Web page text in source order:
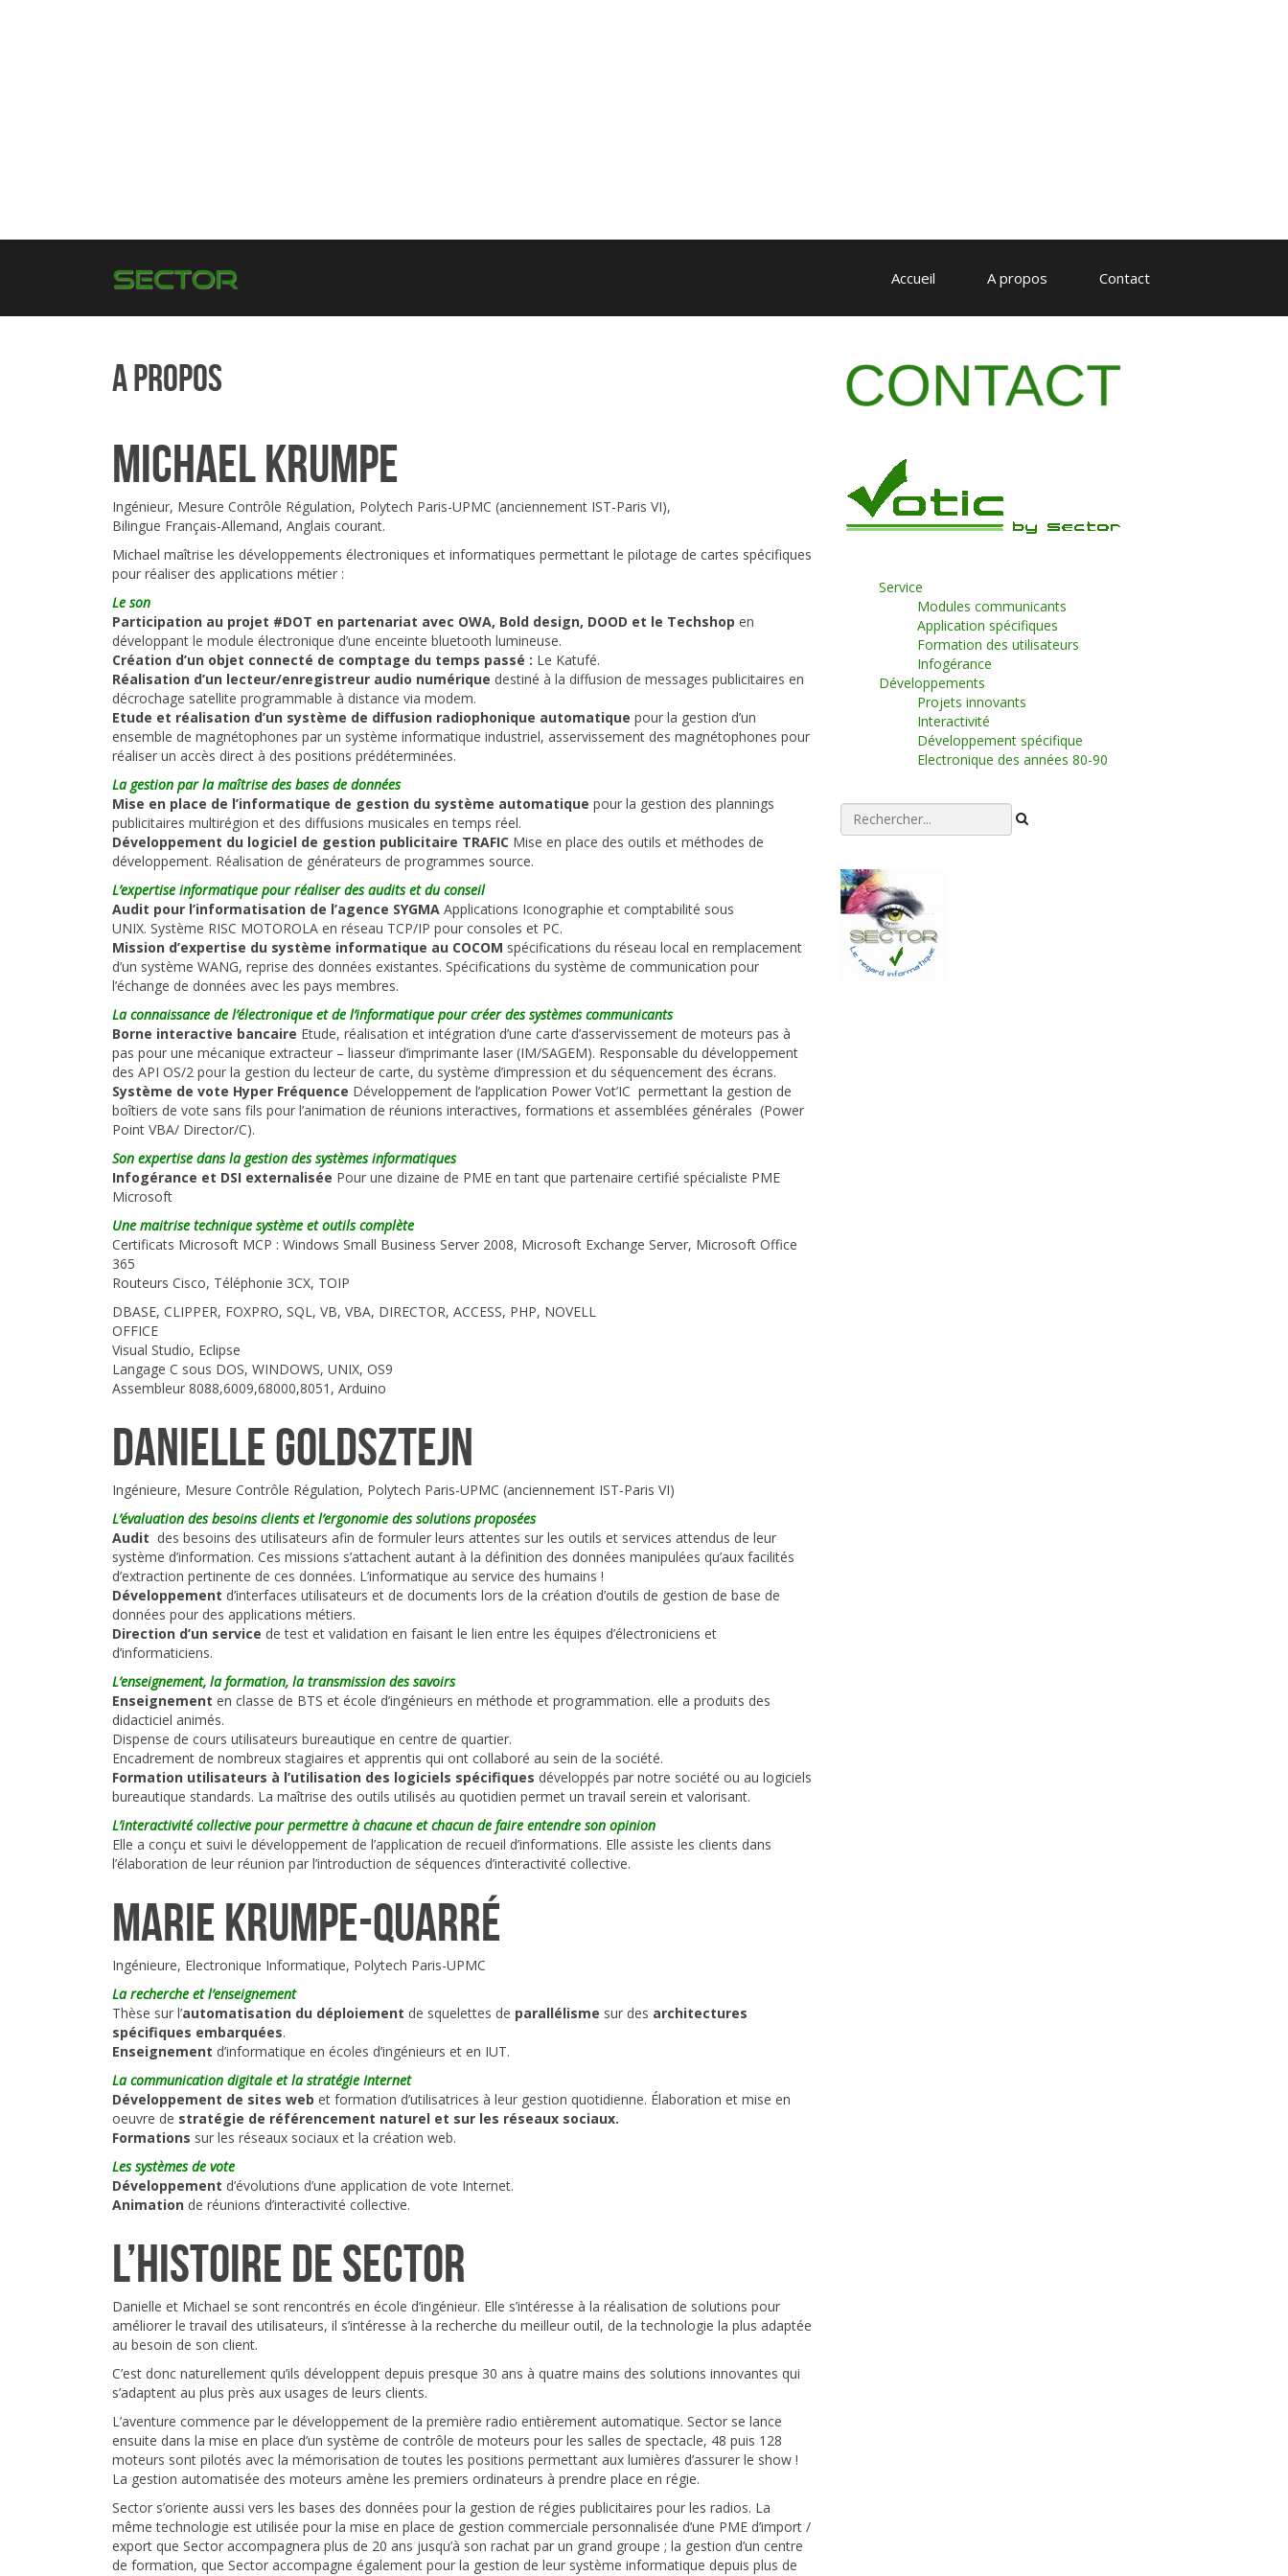
Accueil A propos Contact
A propos
Michael Krumpe
Ingénieur, Mesure Contrôle Régulation, Polytech Paris-UPMC (anciennement IST-Paris VI),
Bilingue Français-Allemand, Anglais courant.
Michael maîtrise les développements électroniques et informatiques permettant le pilotage de cartes spécifiques
pour réaliser des applications métier :
Le son
Participation au projet #DOT en partenariat avec OWA, Bold design, DOOD et le Techshop en
développant le module électronique d’une enceinte bluetooth lumineuse.
Création d’un objet connecté de comptage du temps passé : Le Katufé.
Réalisation d’un lecteur/enregistreur audio numérique destiné à la diffusion de messages publicitaires en
décrochage satellite programmable à distance via modem.
Etude et réalisation d’un système de diffusion radiophonique automatique pour la gestion d’un
ensemble de magnétophones par un système informatique industriel, asservissement des magnétophones pour
réaliser un accès direct à des positions prédéterminées.
La gestion par la maîtrise des bases de données
Mise en place de l’informatique de gestion du système automatique pour la gestion des plannings
publicitaires multirégion et des diffusions musicales en temps réel.
Développement du logiciel de gestion publicitaire TRAFIC Mise en place des outils et méthodes de
développement. Réalisation de générateurs de programmes source.
L’expertise informatique pour réaliser des audits et du conseil
Audit pour l’informatisation de l’agence SYGMA Applications Iconographie et comptabilité sous
UNIX. Système RISC MOTOROLA en réseau TCP/IP pour consoles et PC.
Mission d’expertise du système informatique au COCOM spécifications du réseau local en remplacement
d’un système WANG, reprise des données existantes. Spécifications du système de communication pour
l’échange de données avec les pays membres.
La connaissance de l’électronique et de l’informatique pour créer des systèmes communicants
Borne interactive bancaire Etude, réalisation et intégration d’une carte d’asservissement de moteurs pas à
pas pour une mécanique extracteur – liasseur d’imprimante laser (IM/SAGEM). Responsable du développement
des API OS/2 pour la gestion du lecteur de carte, du système d’impression et du séquencement des écrans.
Système de vote Hyper Fréquence Développement de l’application Power Vot’IC permettant la gestion de
boîtiers de vote sans fils pour l’animation de réunions interactives, formations et assemblées générales (Power
Point VBA/ Director/C).
Son expertise dans la gestion des systèmes informatiques
Infogérance et DSI externalisée Pour une dizaine de PME en tant que partenaire certifié spécialiste PME
Microsoft
Une maitrise technique système et outils complète
Certificats Microsoft MCP : Windows Small Business Server 2008, Microsoft Exchange Server, Microsoft Office
365
Routeurs Cisco, Téléphonie 3CX, TOIP
DBASE, CLIPPER, FOXPRO, SQL, VB, VBA, DIRECTOR, ACCESS, PHP, NOVELL
OFFICE
Visual Studio, Eclipse
Langage C sous DOS, WINDOWS, UNIX, OS9
Assembleur 8088,6009,68000,8051, Arduino
Danielle Goldsztejn
Ingénieure, Mesure Contrôle Régulation, Polytech Paris-UPMC (anciennement IST-Paris VI)
L’évaluation des besoins clients et l’ergonomie des solutions proposées
Audit des besoins des utilisateurs afin de formuler leurs attentes sur les outils et services attendus de leur
système d’information. Ces missions s’attachent autant à la définition des données manipulées qu’aux facilités
d’extraction pertinente de ces données. L’informatique au service des humains !
Développement d’interfaces utilisateurs et de documents lors de la création d’outils de gestion de base de
données pour des applications métiers.
Direction d’un service de test et validation en faisant le lien entre les équipes d’électroniciens et
d’informaticiens.
L’enseignement, la formation, la transmission des savoirs
Enseignement en classe de BTS et école d’ingénieurs en méthode et programmation. elle a produits des
didacticiel animés.
Dispense de cours utilisateurs bureautique en centre de quartier.
Encadrement de nombreux stagiaires et apprentis qui ont collaboré au sein de la société.
Formation utilisateurs à l’utilisation des logiciels spécifiques développés par notre société ou au logiciels
bureautique standards. La maîtrise des outils utilisés au quotidien permet un travail serein et valorisant.
L’interactivité collective pour permettre à chacune et chacun de faire entendre son opinion
Elle a conçu et suivi le développement de l’application de recueil d’informations. Elle assiste les clients dans
l’élaboration de leur réunion par l’introduction de séquences d’interactivité collective.
Marie Krumpe-Quarré
Ingénieure, Electronique Informatique, Polytech Paris-UPMC
La recherche et l’enseignement
Thèse sur l’automatisation du déploiement de squelettes de parallélisme sur des architectures
spécifiques embarquées.
Enseignement d’informatique en écoles d’ingénieurs et en IUT.
La communication digitale et la stratégie Internet
Développement de sites web et formation d’utilisatrices à leur gestion quotidienne. Élaboration et mise en
oeuvre de stratégie de référencement naturel et sur les réseaux sociaux.
Formations sur les réseaux sociaux et la création web.
Les systèmes de vote
Développement d’évolutions d’une application de vote Internet.
Animation de réunions d’interactivité collective.
L’histoire de Sector
Danielle et Michael se sont rencontrés en école d’ingénieur. Elle s’intéresse à la réalisation de solutions pour
améliorer le travail des utilisateurs, il s’intéresse à la recherche du meilleur outil, de la technologie la plus adaptée
au besoin de son client.
C’est donc naturellement qu’ils développent depuis presque 30 ans à quatre mains des solutions innovantes qui
s’adaptent au plus près aux usages de leurs clients.
L’aventure commence par le développement de la première radio entièrement automatique. Sector se lance
ensuite dans la mise en place d’un système de contrôle de moteurs pour les salles de spectacle, 48 puis 128
moteurs sont pilotés avec la mémorisation de toutes les positions permettant aux lumières d’assurer le show !
La gestion automatisée des moteurs amène les premiers ordinateurs à prendre place en régie.
Sector s’oriente aussi vers les bases des données pour la gestion de régies publicitaires pour les radios. La
même technologie est utilisée pour la mise en place de gestion commerciale personnalisée d’une PME d’import /
export que Sector accompagnera plus de 20 ans jusqu’à son rachat par un grand groupe ; la gestion d’un centre
de formation, que Sector accompagne également pour la gestion de leur système informatique depuis plus de
Service
Modules communicants
Application spécifiques
Formation des utilisateurs
Infogérance
Développements
Projets innovants
Interactivité
Développement spécifique
Electronique des années 80-90